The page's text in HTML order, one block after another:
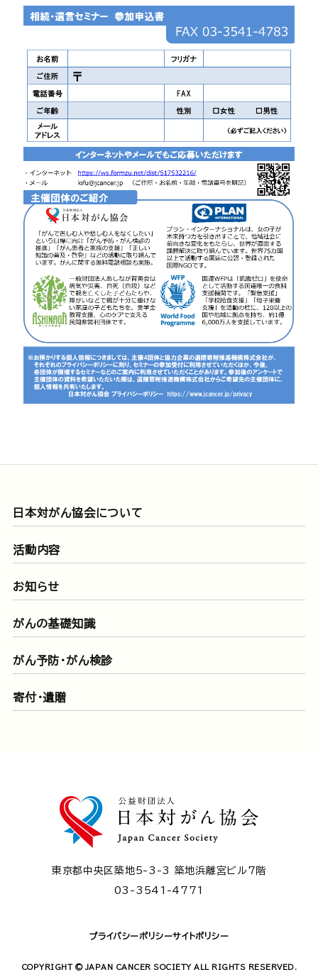
日本対がん協会について
活動内容
お知らせ
がんの基礎知識
がん予防・がん検診
寄付・遺贈
東京都中央区築地5-3-3 築地浜離宮ビル7階
03-3541-4771
プライバシーポリシーサイトポリシー
COPYRIGHT © JAPAN CANCER SOCIETY ALL RIGHTS RESERVED.